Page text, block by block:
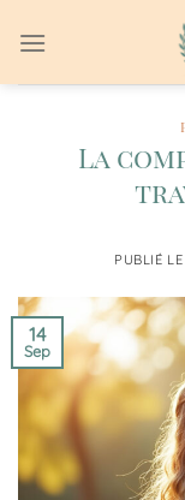
au
La
PUBLIÉ LE
14
Sep